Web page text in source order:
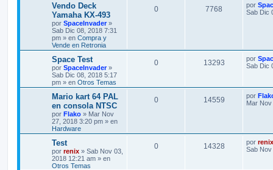
Vendo Deck
Yamaha KX-493
por SpaceInvader »
Sab Dic 08, 2018 7:31
pm » en Compra y
Vende en Retronia
0 7768 por
Sab Dic
Space Test
por SpaceInvader»
Sab Dic 08, 2018 5:17
pm » en Otros Temas
0 13293 por
Sab Dic
Mario kart 64 PAL
en consola NTSC
por Flako » Mar Nov
27, 2018 3:20 pm » en
Hardware
0 14559 por
Mar
Test
por renix » Sab Nov 03,
2018 12:21 am » en
Otros Temas
0 14328 por renix
Sab